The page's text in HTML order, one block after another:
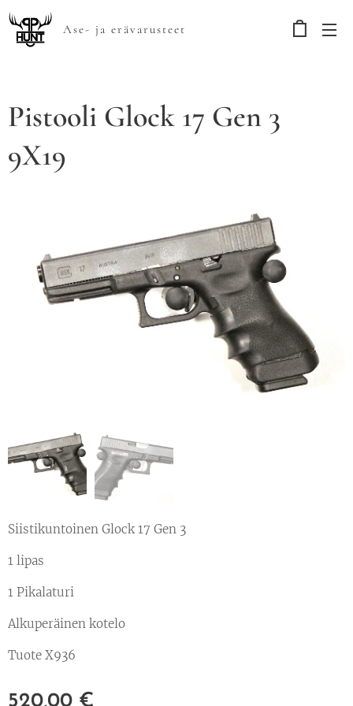
Ase- ja erävarusteet
Pistooli Glock 17 Gen 3
9X19
Siistikuntoinen Glock 17 Gen 3
1 lipas
1 Pikalaturi
Alkuperäinen kotelo
Tuote X936